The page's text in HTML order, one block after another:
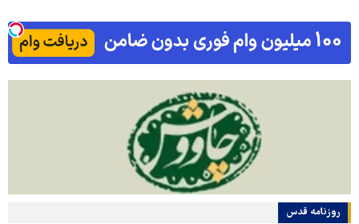
روزنامه قدس